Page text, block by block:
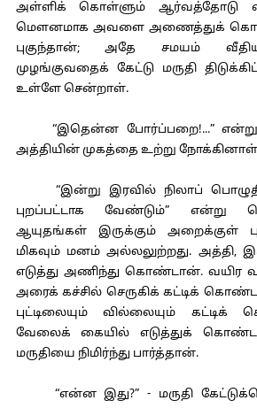
அள்ளிக் கொள்ளும் ஆர்வத்தோடு
மௌனமாக அவளை அணைத்துக்
புகுந்தான்; அதே சமயம்
முழங்குவதைக் கேட்டு மருதி
உள்ளே சென்றாள்.
“இதென்ன போர்ப்பறை!...” என்று
அத்தியின் முகத்தை உற்று
“இன்று இரவில் நிலாப்
புறப்பட்டாக வேண்டும்” என்று
ஆயுதங்கள் இருக்கும் அறைக்குள்
மிகவும் மனம் அல்லலுற்றது. அத்தி,
எடுத்து அணிந்து கொண்டான். வயிர
அரைக் கச்சில் செருகிக் கட்டிக்
புட்டிலையும் வில்லையும்
வேலைக் கையில் எடுத்துக்
மருதியை நிமிர்ந்து பார்த்தான்.
“என்ன இது?” - மருதி